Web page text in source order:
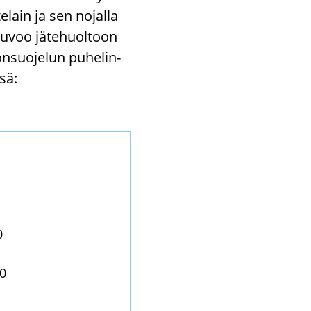
ja sen no­jal­la
jä­te­huol­toon
pu­he­li­n­